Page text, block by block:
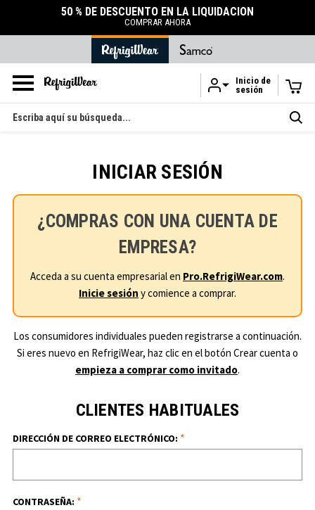
Ir al contenido principal
50 % DE DESCUENTO EN LA LIQUIDACIÓN
COMPRAR AHORA
Inicio de
sesión
Buscar
en
INICIAR SESIÓN
¿COMPRAS CON UNA CUENTA DE
EMPRESA?
Acceda a su cuenta empresarial en Pro.RefrigiWear.com.
Inicie sesión y comience a comprar.
Los consumidores individuales pueden registrarse a continuación.
Si eres nuevo en RefrigiWear, haz clic en el botón Crear cuenta o
empieza a comprar como invitado.
CLIENTES HABITUALES
DIRECCIÓN DE CORREO ELECTRÓNICO: *
CONTRASEÑA: *